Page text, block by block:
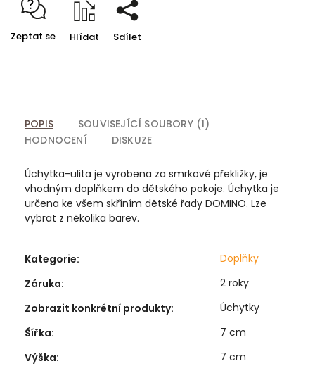
Zeptat se Hlídat Sdílet
POPIS
SOUVISEJÍCÍ SOUBORY (1)
HODNOCENÍ
DISKUZE
Úchytka-ulita je vyrobena za smrkové překližky, je
vhodným doplňkem do dětského pokoje. Úchytka je
určena ke všem skříním dětské řady DOMINO. Lze
vybrat z několika barev.
Kategorie:
Doplňky
Záruka:
2 roky
Zobrazit konkrétní produkty:
Úchytky
Šířka:
7 cm
Výška: 7 cm